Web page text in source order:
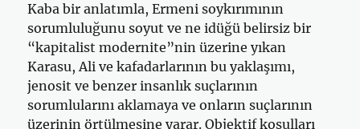
Kaba bir anlatımla, Ermeni soykırımının
sorumluluğunu soyut ve ne idüğü belirsiz bir
“kapitalist modernite”nin üzerine yıkan
Karasu, Ali ve kafadarlarının bu yaklaşımı,
jenosit ve benzer insanlık suçlarının
sorumlularını aklamaya ve onların suçlarının
üzerinin örtülmesine yarar. Objektif koşulları